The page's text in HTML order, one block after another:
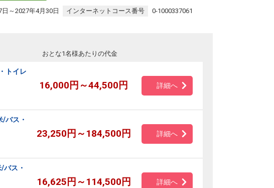
～2027年4月30日 インターネットコース番号 0-1000337061
おとな1名様あたりの代金
トイレ
16,000円～44,500円 詳細へ
バス・
23,250円～184,500円 詳細へ
バス・
16,625円～114,500円 詳細へ